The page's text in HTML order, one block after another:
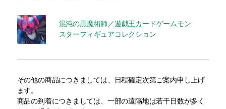
混沌の黒魔術師／遊戯王カードゲームモン
スターフィギュアコレクション
その他の商品につきましては、日程確定次第ご案内申し上げ
ます。
商品の到着につきましては、一部の遠隔地は若干日数が多く